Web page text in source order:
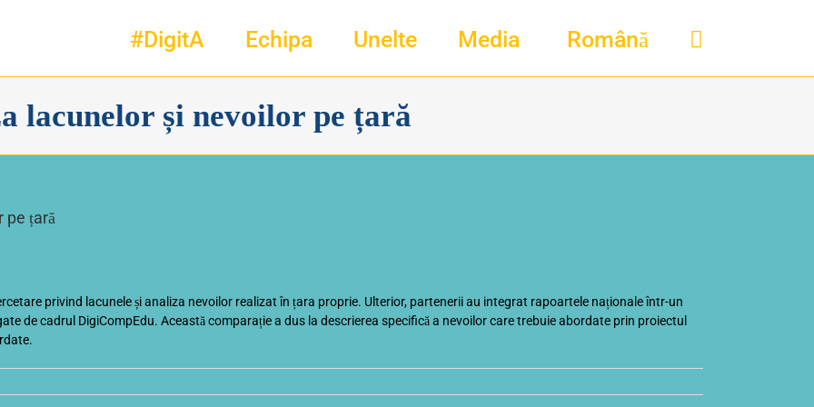
#DigitA Echipa Unelte Media Română
lacunelor și nevoilor pe țară
pe țară
privind lacunele și analiza nevoilor realizat în țara proprie. Ulterior, partenerii au integrat rapoartele naționale într-un
de cadrul DigiCompEdu. Această comparație a dus la descrierea specifică a nevoilor care trebuie abordate prin proiectul